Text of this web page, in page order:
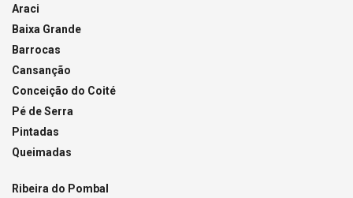
Araci
Baixa Grande
Barrocas
Cansanção
Conceição do Coité
Pé de Serra
Pintadas
Queimadas
Ribeira do Pombal